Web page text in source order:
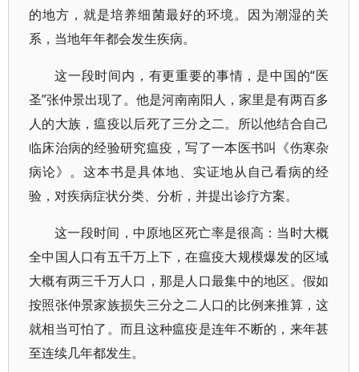
的地方，就是培养细菌最好的环境。因为潮湿的关
系，当地年年都会发生疾病。
这一段时间内，有更重要的事情，是中国的“医
圣”张仲景出现了。他是河南南阳人，家里是有两百多
人的大族，瘟疫以后死了三分之二。所以他结合自己
临床治病的经验研究瘟疫，写了一本医书叫《伤寒杂
病论》。这本书是具体地、实证地从自己看病的经
验，对疾病症状分类、分析，并提出诊疗方案。
这一段时间，中原地区死亡率是很高：当时大概
全中国人口有五千万上下，在瘟疫大规模爆发的区域
大概有两三千万人口，那是人口最集中的地区。假如
按照张仲景家族损失三分之二人口的比例来推算，这
就相当可怕了。而且这种瘟疫是连年不断的，来年甚
至连续几年都发生。